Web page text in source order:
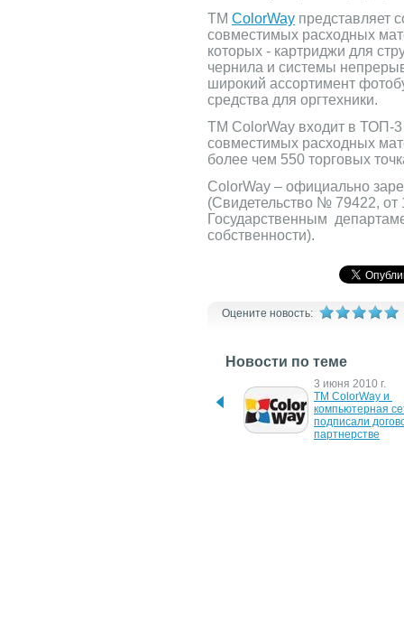
ТМ ColorWay представляет
совместимых расходных
которых - картриджи для
чернила и системы
широкий ассортимент
средства для оргтехники.
ТМ ColorWay входит в ТОП-3
совместимых расходных
более чем 550 торговых
ColorWay – официально
(Свидетельство № 79422,
Государственным
собственности).
Оцените новость:
Новости по теме
3 июня 2010 г.
ТМ ColorWay и
компьютерная
подписали
партнерстве